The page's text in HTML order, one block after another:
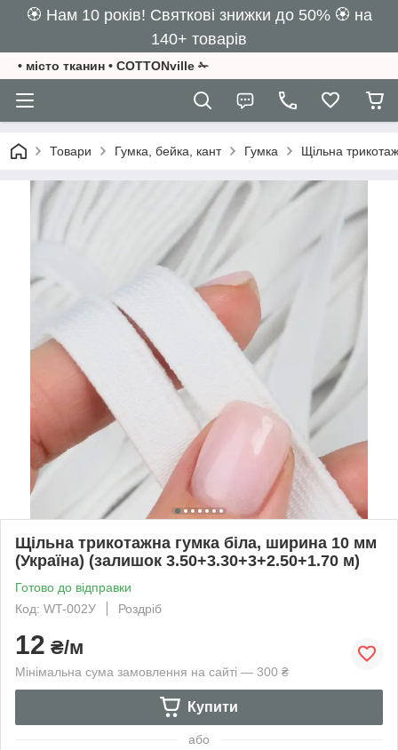
🏵️ Нам 10 років! Святкові знижки до 50% 🏵️ на
140+ товарів
• місто тканин • COTTONville ✁
Товари Гумка, бейка, кант Гумка Щільна
Щільна трикотажна гумка біла, ширина 10 мм
(Україна) (залишок 3.50+3.30+3+2.50+1.70 м)
Готово до відправки
Код: WT-002У
Роздріб
12 ₴/м
Мінімальна сума замовлення на сайті — 300 ₴
Купити
або